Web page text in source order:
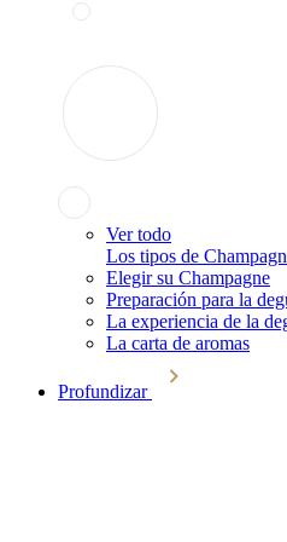
Ver todo
Los tipos de
Elegir su Champagne
Preparación para la
La experiencia de la
La carta de aromas
Profundizar